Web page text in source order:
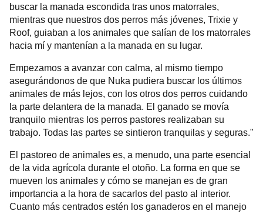
buscar la manada escondida tras unos matorrales,
mientras que nuestros dos perros más jóvenes, Trixie y
Roof, guiaban a los animales que salían de los matorrales
hacia mí y mantenían a la manada en su lugar.
Empezamos a avanzar con calma, al mismo tiempo
asegurándonos de que Nuka pudiera buscar los últimos
animales de más lejos, con los otros dos perros cuidando
la parte delantera de la manada. El ganado se movía
tranquilo mientras los perros pastores realizaban su
trabajo. Todas las partes se sintieron tranquilas y seguras."
El pastoreo de animales es, a menudo, una parte esencial
de la vida agrícola durante el otoño. La forma en que se
mueven los animales y cómo se manejan es de gran
importancia a la hora de sacarlos del pasto al interior.
Cuanto más centrados estén los ganaderos en el manejo